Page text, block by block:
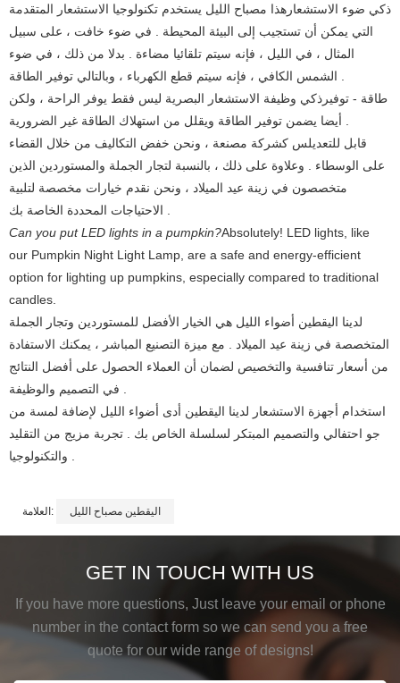
ذكي ضوء الاستشعار هذا مصباح الليل يستخدم تكنولوجيا الاستشعار المتقدمة
التي يمكن أن تستجيب إلى البيئة المحيطة . في ضوء خافت ، على سبيل
المثال ، في الليل ، فإنه سيتم تلقائيا مضاءة . بدلا من ذلك ، في ضوء
طاقة - توفير ذكي وظيفة الاستشعار البصرية ليس فقط يوفر الراحة ، ولكن
قابل للتعديلس كشركة مصنعة ، ونحن خفض التكاليف من خلال القضاء
على الوسطاء . وعلاوة على ذلك ، بالنسبة لتجار الجملة والمستوردين الذين
متخصصون في زينة عيد الميلاد ، ونحن نقدم خيارات مخصصة لتلبية
Can you put LED lights in a pumpkin?Absolutely! LED lights, like
our Pumpkin Night Light Lamp, are a safe and energy-efficient
option for lighting up pumpkins, especially compared to traditional
candles.
لدينا اليقطين أضواء الليل هي الخيار الأفضل للمستوردين وتجار الجملة
المتخصصة في زينة عيد الميلاد . مع ميزة التصنيع المباشر ، يمكنك الاستفادة
من أسعار تنافسية والتخصيص لضمان أن العملاء الحصول على أفضل النتائج
استخدام أجهزة الاستشعار لدينا اليقطين أدى أضواء الليل لإضافة لمسة من
جو احتفالي والتصميم المبتكر لسلسلة الخاص بك . تجربة مزيج من التقليد
العلامة: اليقطين مصباح الليل
GET IN TOUCH WITH US
If you have more questions, Just leave your email or phone
number in the contact form so we can send you a free
quote for our wide range of designs!